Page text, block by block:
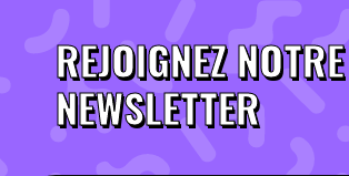
REJOIGNEZ NOTRE
NEWSLETTER